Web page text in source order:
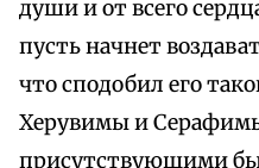
души и от всего
пусть начнет
что сподобил его
Херувимы и
присутствующими